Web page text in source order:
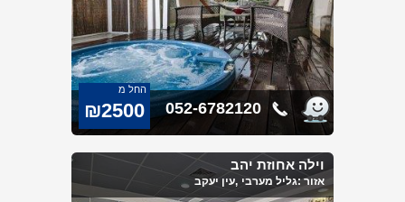
החל מ
₪2500 052-6782120
וילה אחוזת יהב
אזור :גליל מערבי ,עין יעקב